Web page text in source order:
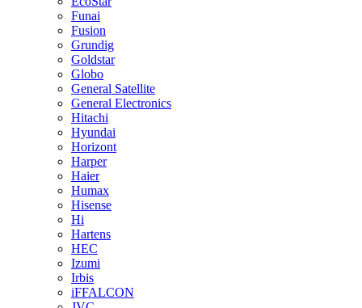
Funai
Fusion
Grundig
Goldstar
Globo
General Satellite
General Electronics
Hitachi
Hyundai
Horizont
Harper
Haier
Humax
Hisense
Hi
Hartens
HEC
Izumi
Irbis
iFFALCON